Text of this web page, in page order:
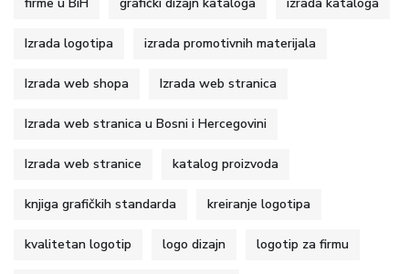
Izrada logotipa izrada promotivnih materijala
Izrada web shopa Izrada web stranica
Izrada web stranica u Bosni i Hercegovini
Izrada web stranice katalog proizvoda
knjiga grafičkih standarda kreiranje logotipa
kvalitetan logotip logo dizajn logotip za firmu